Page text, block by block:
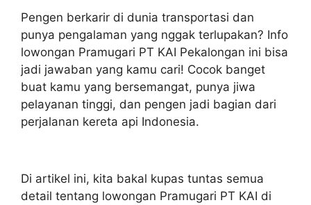
Pengen berkarir di dunia transportasi dan
punya pengalaman yang nggak terlupakan? Info
lowongan Pramugari PT KAI Pekalongan ini bisa
jadi jawaban yang kamu cari! Cocok banget
buat kamu yang bersemangat, punya jiwa
pelayanan tinggi, dan pengen jadi bagian dari
perjalanan kereta api Indonesia.
Di artikel ini, kita bakal kupas tuntas semua
detail tentang lowongan Pramugari PT KAI di